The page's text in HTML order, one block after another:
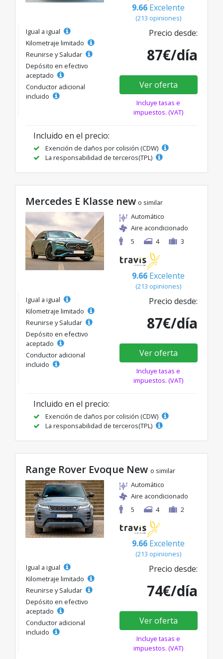
9.66 Excelente
(213 opiniones)
Igual a igual
Kilometraje limitado
Reunirse y Saludar
Depósito en efectivo
aceptado
Conductor adicional
incluido
Precio desde:
87€/día
Ver oferta
Incluye tasas e
impuestos. (VAT)
Incluido en el precio:
Exención de daños por colisión (CDW)
La responsabilidad de terceros(TPL)
Mercedes E Klasse new o similar
Automático
Aire acondicionado
5
4 3
9.66 Excelente
(213 opiniones)
Igual a igual
Kilometraje limitado
Reunirse y Saludar
Depósito en efectivo
aceptado
Conductor adicional
incluido
Precio desde:
87€/día
Ver oferta
Incluye tasas e
impuestos. (VAT)
Incluido en el precio:
Exención de daños por colisión (CDW)
La responsabilidad de terceros(TPL)
Range Rover Evoque New o similar
Automático
Aire acondicionado
5
4 2
9.66 Excelente
(213 opiniones)
Igual a igual
Kilometraje limitado
Reunirse y Saludar
Depósito en efectivo
aceptado
Conductor adicional
incluido
Precio desde:
74€/día
Ver oferta
Incluye tasas e
impuestos. (VAT)